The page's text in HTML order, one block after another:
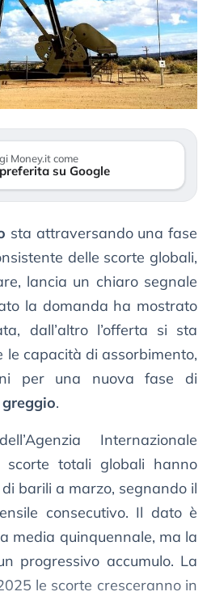
Money.it come
su Google
sta attraversando una fase
delle scorte globali,
lancia un chiaro segnale
la domanda ha mostrato
dall’altro l’offerta si sta
le capacità di assorbimento,
per una nuova fase di
.
Internazionale
scorte totali globali hanno
barili a marzo, segnando il
consecutivo. Il dato è
media quinquennale, ma la
progressivo accumulo. La
le scorte cresceranno in